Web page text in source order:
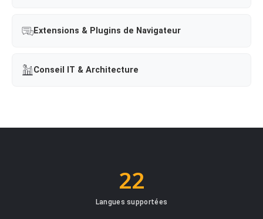
Extensions & Plugins de Navigateur
Conseil IT & Architecture
22
Langues supportées